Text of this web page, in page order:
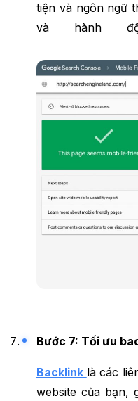
tiện và ngôn ngữ
và hành
Bước 7: Tối ưu
Backlink là các
website của bạn,